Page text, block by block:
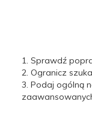
1. Sprawdź
2. Ogranicz
3. Podaj ogólną